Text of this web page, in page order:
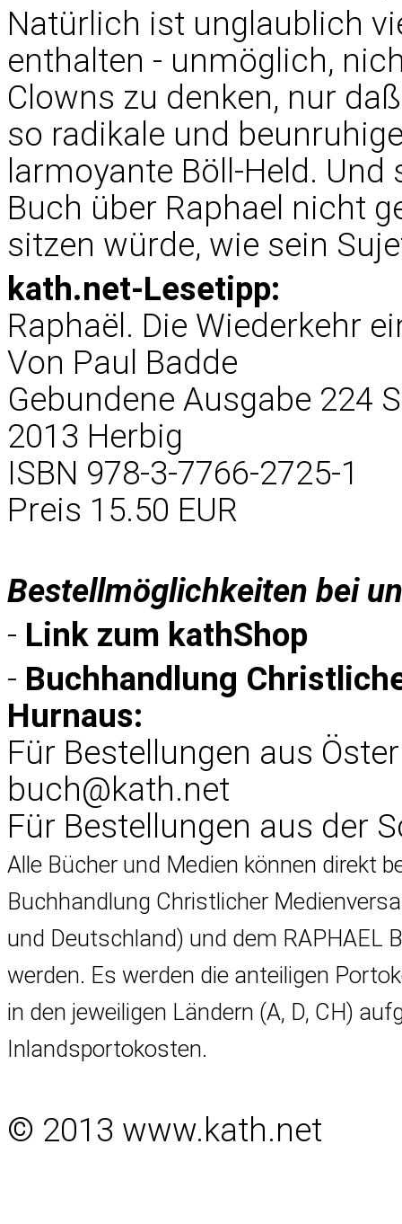
Natürlich ist unglaublich
enthalten - unmöglich,
Clowns zu denken, nur
so radikale und
larmoyante Böll-Held.
Buch über Raphael nicht
sitzen würde, wie sein
kath.net-Lesetipp:
Raphaël. Die Wiederkehr
Von Paul Badde
Gebundene Ausgabe 224
2013 Herbig
ISBN 978-3-7766-2725-1
Preis 15.50 EUR
Bestellmöglichkeiten bei
- Link zum kathShop
- Buchhandlung
Hurnaus:
Für Bestellungen aus
buch@kath.net
Für Bestellungen aus der
Alle Bücher und Medien können direkt
Buchhandlung Christlicher
und Deutschland) und dem RAPHAEL
werden. Es werden die anteiligen
in den jeweiligen Ländern (A, D, CH)
Inlandsportokosten.
© 2013 www.kath.net